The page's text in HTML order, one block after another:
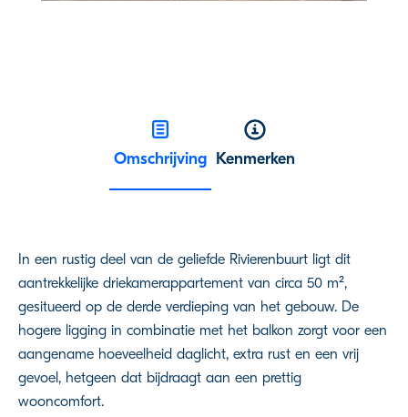
Omschrijving Kenmerken
In een rustig deel van de geliefde Rivierenbuurt ligt dit
aantrekkelijke driekamerappartement van circa 50 m²,
gesitueerd op de derde verdieping van het gebouw. De
hogere ligging in combinatie met het balkon zorgt voor een
aangename hoeveelheid daglicht, extra rust en een vrij
gevoel, hetgeen dat bijdraagt aan een prettig
wooncomfort.